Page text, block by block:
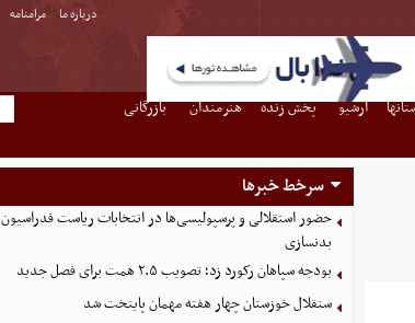
درباره ما مرامنامه
آرشیو پخش زنده هنرمندان
بازرگانی
سرخط خبرها
حضور استقلالی و پرسپولیسی‌ها در انتخابات ریاست فدراسیون
بدنسازی
بودجه سپاهان رکورد زد؛ تصویب ۲.۵ همت برای فصل جدید
ستقلال خوزستان چهار هفته مهمان پایتخت شد